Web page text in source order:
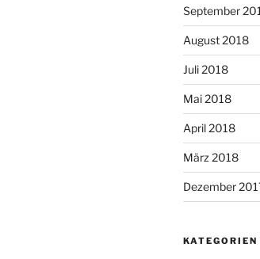
September
August 2018
Juli 2018
Mai 2018
April 2018
März 2018
Dezember
KATEGORIEN